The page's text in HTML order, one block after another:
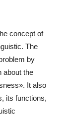
concept of
The
by
about the
It also
its functions,